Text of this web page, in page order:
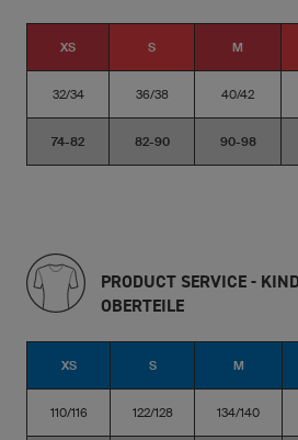
XS S M
32/34 36/38 40/42
74-82 82-90 90-98
PRODUCT SERVICE -
OBERTEILE
XS S M
110/116 122/128 134/140